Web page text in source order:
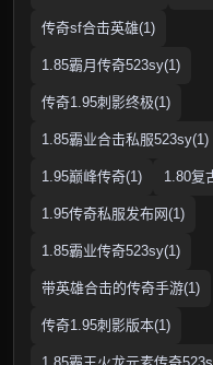
传奇sf合击英雄(1)
1.85霸月传奇523sy(1)
传奇1.95刺影终极(1)
1.85霸业合击私服523sy(1)
1.95巅峰传奇(1) 1.80复
1.95传奇私服发布网(1)
1.85霸业传奇523sy(1)
带英雄合击的传奇手游(1)
传奇1.95刺影版本(1)